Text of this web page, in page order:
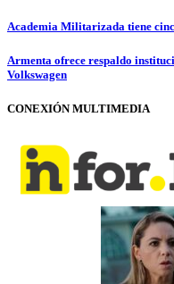
Academia Militarizada tiene
Armenta ofrece respaldo
Volkswagen
CONEXIÓN MULTIMEDIA